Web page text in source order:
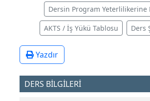
Dersin Program Yeterlilikerine
AKTS / İş Yükü Tablosu Ders
Yazdır
DERS BİLGİLERİ